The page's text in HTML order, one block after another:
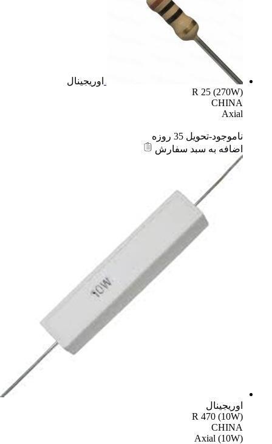
اوریجینال
R 25 (270W)
CHINA
Axial
ناموجود-تحویل 35 روزه
اضافه به سبد سفارش
اوریجینال
R 470 (10W)
CHINA
Axial (10W)